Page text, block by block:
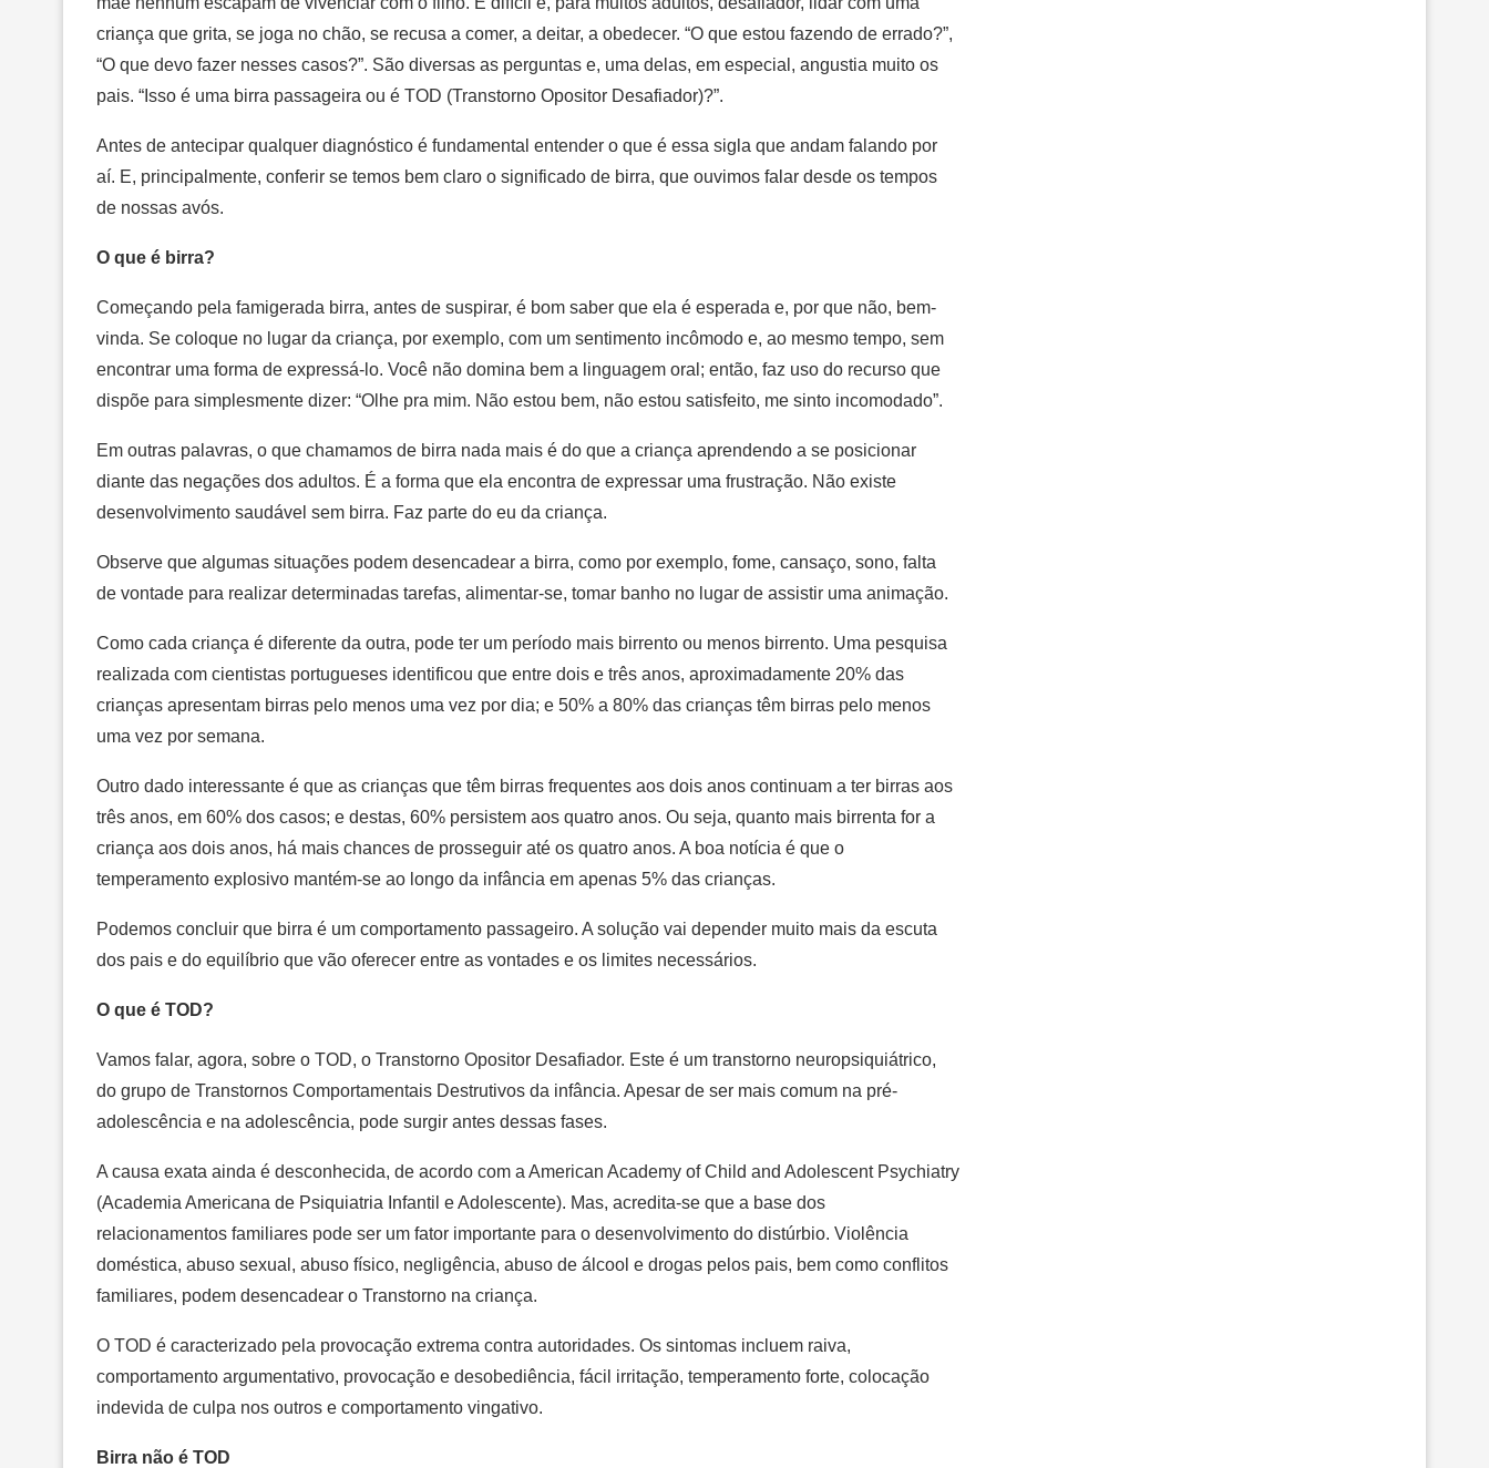
criança que grita, se joga no chão, se recusa a comer, a deitar, a obedecer. “O que estou fazendo de errado?”,
“O que devo fazer nesses casos?”. São diversas as perguntas e, uma delas, em especial, angustia muito os
pais. “Isso é uma birra passageira ou é TOD (Transtorno Opositor Desafiador)?”.
Antes de antecipar qualquer diagnóstico é fundamental entender o que é essa sigla que andam falando por
aí. E, principalmente, conferir se temos bem claro o significado de birra, que ouvimos falar desde os tempos
de nossas avós.
O que é birra?
Começando pela famigerada birra, antes de suspirar, é bom saber que ela é esperada e, por que não, bem-
vinda. Se coloque no lugar da criança, por exemplo, com um sentimento incômodo e, ao mesmo tempo, sem
encontrar uma forma de expressá-lo. Você não domina bem a linguagem oral; então, faz uso do recurso que
dispõe para simplesmente dizer: “Olhe pra mim. Não estou bem, não estou satisfeito, me sinto incomodado”.
Em outras palavras, o que chamamos de birra nada mais é do que a criança aprendendo a se posicionar
diante das negações dos adultos. É a forma que ela encontra de expressar uma frustração. Não existe
desenvolvimento saudável sem birra. Faz parte do eu da criança.
Observe que algumas situações podem desencadear a birra, como por exemplo, fome, cansaço, sono, falta
de vontade para realizar determinadas tarefas, alimentar-se, tomar banho no lugar de assistir uma animação.
Como cada criança é diferente da outra, pode ter um período mais birrento ou menos birrento. Uma pesquisa
realizada com cientistas portugueses identificou que entre dois e três anos, aproximadamente 20% das
crianças apresentam birras pelo menos uma vez por dia; e 50% a 80% das crianças têm birras pelo menos
uma vez por semana.
Outro dado interessante é que as crianças que têm birras frequentes aos dois anos continuam a ter birras aos
três anos, em 60% dos casos; e destas, 60% persistem aos quatro anos. Ou seja, quanto mais birrenta for a
criança aos dois anos, há mais chances de prosseguir até os quatro anos. A boa notícia é que o
temperamento explosivo mantém-se ao longo da infância em apenas 5% das crianças.
Podemos concluir que birra é um comportamento passageiro. A solução vai depender muito mais da escuta
dos pais e do equilíbrio que vão oferecer entre as vontades e os limites necessários.
O que é TOD?
Vamos falar, agora, sobre o TOD, o Transtorno Opositor Desafiador. Este é um transtorno neuropsiquiátrico,
do grupo de Transtornos Comportamentais Destrutivos da infância. Apesar de ser mais comum na pré-
adolescência e na adolescência, pode surgir antes dessas fases.
A causa exata ainda é desconhecida, de acordo com a American Academy of Child and Adolescent Psychiatry
(Academia Americana de Psiquiatria Infantil e Adolescente). Mas, acredita-se que a base dos
relacionamentos familiares pode ser um fator importante para o desenvolvimento do distúrbio. Violência
doméstica, abuso sexual, abuso físico, negligência, abuso de álcool e drogas pelos pais, bem como conflitos
familiares, podem desencadear o Transtorno na criança.
O TOD é caracterizado pela provocação extrema contra autoridades. Os sintomas incluem raiva,
comportamento argumentativo, provocação e desobediência, fácil irritação, temperamento forte, colocação
indevida de culpa nos outros e comportamento vingativo.
Birra não é TOD